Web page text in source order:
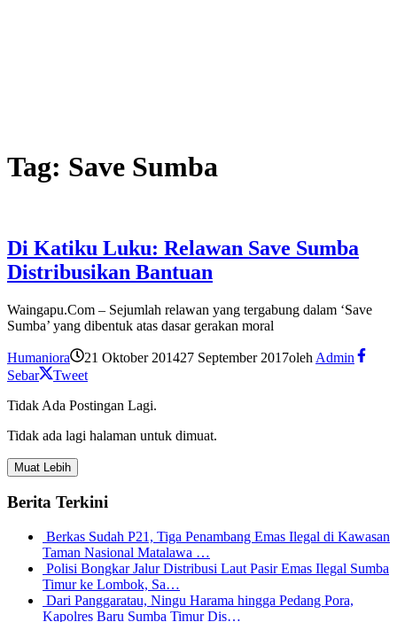
Tag: Save Sumba
Di Katiku Luku: Relawan Save Sumba
Distribusikan Bantuan
Waingapu.Com – Sejumlah relawan yang tergabung dalam ‘Save
Sumba’ yang dibentuk atas dasar gerakan moral
Humaniora 21 Oktober 201427 September 2017oleh Admin
Sebar
Tweet
Tidak Ada Postingan Lagi.
Tidak ada lagi halaman untuk dimuat.
Muat Lebih
Berita Terkini
Berkas Sudah P21, Tiga Penambang Emas Ilegal di Kawasan
Taman Nasional Matalawa …
Polisi Bongkar Jalur Distribusi Laut Pasir Emas Ilegal Sumba
Timur ke Lombok, Sa…
Dari Panggaratau, Ningu Harama hingga Pedang Pora,
Kapolres Baru Sumba Timur Dis…